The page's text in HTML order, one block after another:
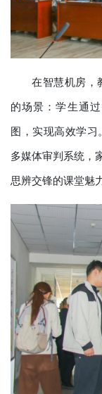
在智慧机房，
的场景：学生通
图，实现高效学
多媒体审判系统，
思辨交锋的课堂魅力